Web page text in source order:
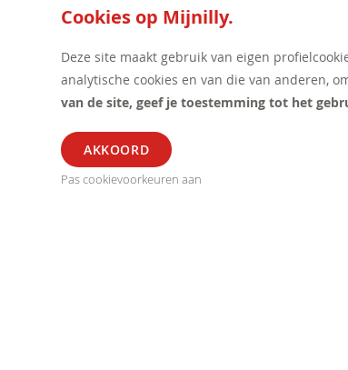
ALGEMEEN
Cookies op Mijnilly.
Deze site maakt gebruik van eigen
analytische cookies en van die van anderen,
van de site, geef je toestemming tot het
Pas cookievoorkeuren aan